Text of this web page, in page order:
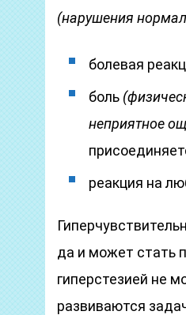
(нарушения
болевая
боль
неприятное
реакция на
да и может стать
гиперстезией не
развиваются